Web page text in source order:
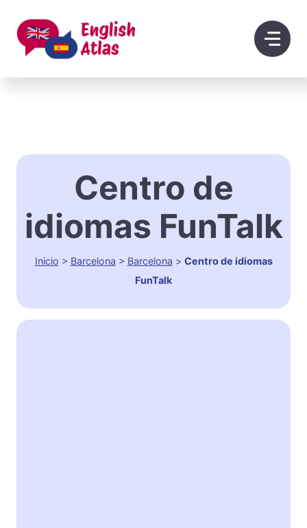
contenido
Centro de
idiomas FunTalk
Inicio > Barcelona > Barcelona > Centro de idiomas
FunTalk